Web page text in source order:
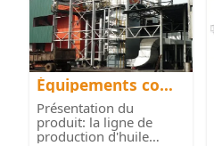
Équipements comp
lets de traitement
de l'huile comestib
le
Présentation du
produit: la ligne de
production d'huile